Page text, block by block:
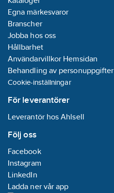
Egna märkesvaror
Branscher
Jobba hos oss
Hållbarhet
Användarvillkor Hemsidan
Behandling av personuppgifter
Cookie-inställningar
För leverantörer
Leverantör hos Ahlsell
Följ oss
Facebook
Instagram
LinkedIn
Ladda ner vår app